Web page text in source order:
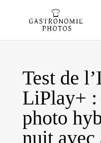
Test de
LiPlay+ :
photo
nuit avec